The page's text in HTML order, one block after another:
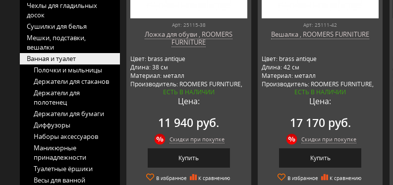
Чехлы для гладильных
досок
Сушилки для белья
Мешки, подставки,
вешалки
Ванная и туалет
Полочки и мыльницы
Держатели для стаканов
Держатели для
полотенец
Держатели для бумаги
Диффузоры
Наборы аксессуаров
Маникюрные
принадлежности
Туалетные ёршики
Весы для ванной
Арт: 25115-38
Ложка для обуви , ROOMERS
FURNITURE
Цвет: brass antique
Длина: 38 см
Материал: металл
Производитель: ROOMERS FURNITURE,
НидерландыЕСТЬ В НАЛИЧИИ
Цена:
11 940 руб.
Скидки при покупке
Купить
В избранное К сравнению
Арт: 25111-42
Вешалка , ROOMERS FURNITURE
Цвет: brass antique
Длина: 42 см
Материал: металл
Производитель: ROOMERS FURNITURE,
НидерландыЕСТЬ В НАЛИЧИИ
Цена:
17 170 руб.
Скидки при покупке
Купить
В избранное К сравнению